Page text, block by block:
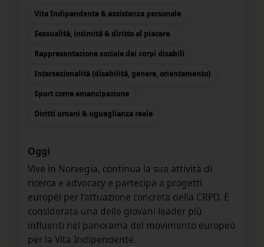
Vita Indipendente & assistenza personale
Sessualità, intimità & diritto al piacere
Rappresentazione sociale dei corpi disabili
Intersezionalità (disabilità, genere, orientamento)
Sport come emancipazione
Diritti umani & uguaglianza reale
Oggi
Vive in Norvegia, continua la sua attività di
ricerca e advocacy e partecipa a progetti
europei per l’attuazione concreta della CRPD. È
considerata una delle giovani leader più
influenti nel panorama del movimento europeo
per la Vita Indipendente.